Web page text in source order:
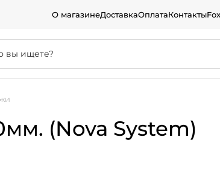
О магазинеДоставкаОплатаКонтакты
(Nova System)